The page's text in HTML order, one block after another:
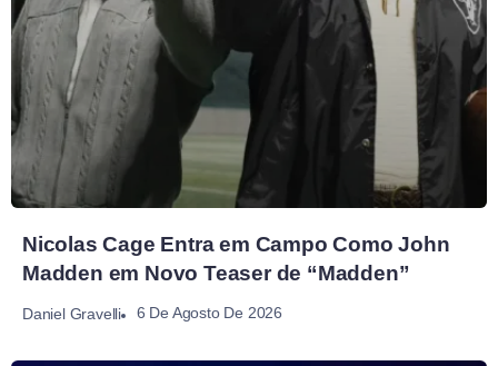
Nicolas Cage Entra em Campo Como John
Madden em Novo Teaser de “Madden”
Daniel Gravelli 6 De Agosto De 2026